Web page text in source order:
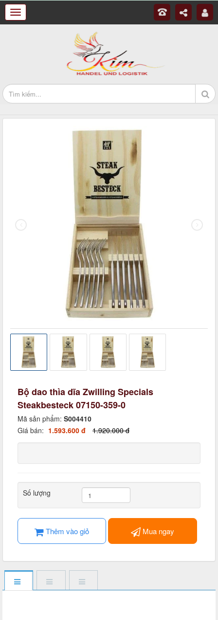
Bộ dao thìa dĩa Zwilling Specials
Steakbesteck 07150-359-0
Mã sản phẩm: S004410
Giá bán: 1.593.600 đ 1.920.000 đ
Số lượng
Thêm vào giỏ Mua ngay